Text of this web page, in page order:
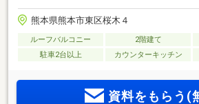
熊本県熊本市東区桜木４
ルーフバルコニー 2階建て
駐車2台以上
カウンターキッチン
資料をもらう(